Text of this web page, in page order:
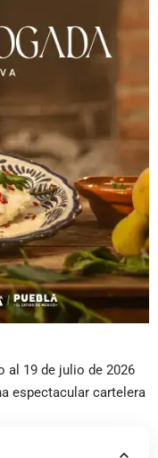
al 19 de julio de 2026
espectacular cartelera